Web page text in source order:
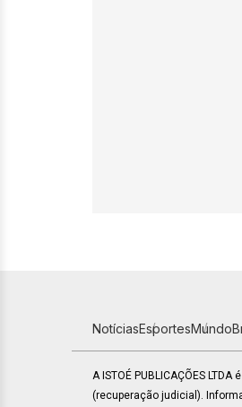
NotíciasEsportesMundo
A ISTOÉ PUBLICAÇÕES
(recuperação judicial).